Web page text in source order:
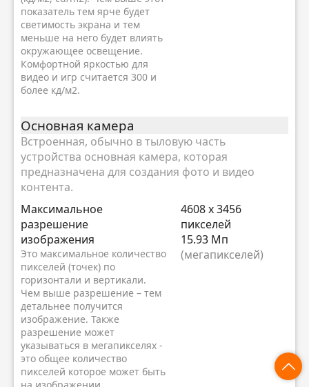
показатель тем ярче будет
светимость экрана и тем
меньше на него будет влиять
окружающее освещение.
Комфортной яркостью для
видео и игр считается 300 и
более кд/м2.
Основная камера
Встроенная, обычно в тыловую часть
устройства основная камера, которая
предназначена для создания фото и видео
контента.
Максимальное
разрешение
изображения
Это максимальное количество
пикселей (точек) по
горизонтали и вертикали.
Чем выше разрешение – тем
детальнее получится
изображение. Также
разрешение может
указываться в мегапикселях -
это общее количество
пикселей которое может быть
4608 x 3456
пикселей
15.93 Мп
(мегапикселей)